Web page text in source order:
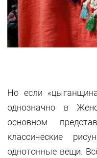
Но если
однозначно в
основном
классические
однотонные вещи.